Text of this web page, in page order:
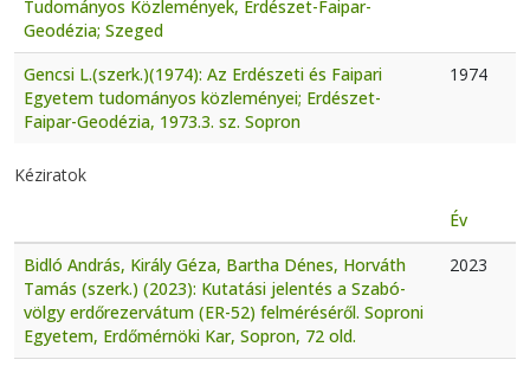
Tudományos Közlemények, Erdészet-Faipar-
Geodézia; Szeged
Gencsi L.(szerk.)(1974): Az Erdészeti és Faipari
Egyetem tudományos közleményei; Erdészet-
Faipar-Geodézia, 1973.3. sz. Sopron
1974
Kéziratok
Év
Bidló András, Király Géza, Bartha Dénes, Horváth
Tamás (szerk.) (2023): Kutatási jelentés a Szabó-
völgy erdőrezervátum (ER-52) felméréséről. Soproni
Egyetem, Erdőmérnöki Kar, Sopron, 72 old.
2023